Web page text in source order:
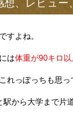
、レビュー
すよね。
は体重が90キロ以
れっぽっちも思っ
から大学まで片